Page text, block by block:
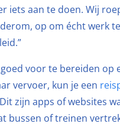
iets aan te doen. Wij
op om écht werk
voor te bereiden op
vervoer, kun je een
zijn apps of websites
bussen of treinen